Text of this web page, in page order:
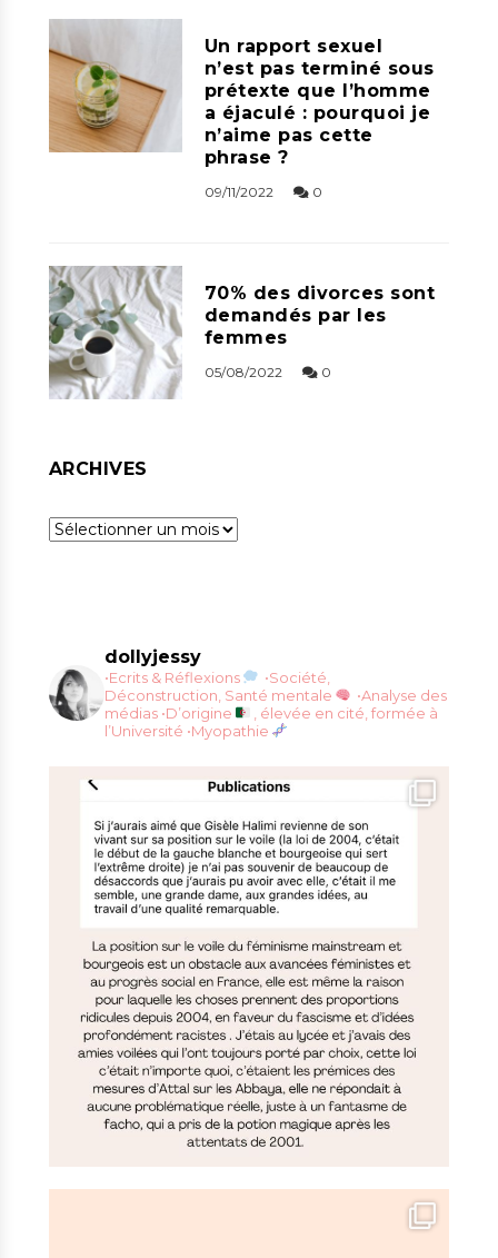
Un rapport sexuel
n’est pas terminé sous
prétexte que l’homme
a éjaculé : pourquoi je
n’aime pas cette
phrase ?
09/11/2022 0
70% des divorces sont
demandés par les
femmes
05/08/2022 0
ARCHIVES
Archives
dollyjessy
•Ecrits & Réflexions
•Société,
Déconstruction, Santé mentale
•Analyse des
médias •D’origine
, élevée en cité, formée à
l’Université •Myopathie